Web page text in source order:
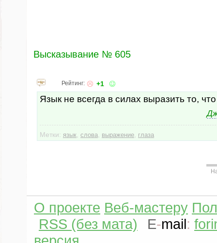
Высказывание № 605
Рейтинг: +1
Язык не всегда в силах выразить то,
Метки: язык слова выражение глаза
О проекте Веб-мастеру
RSS (без мата)
E-mail: